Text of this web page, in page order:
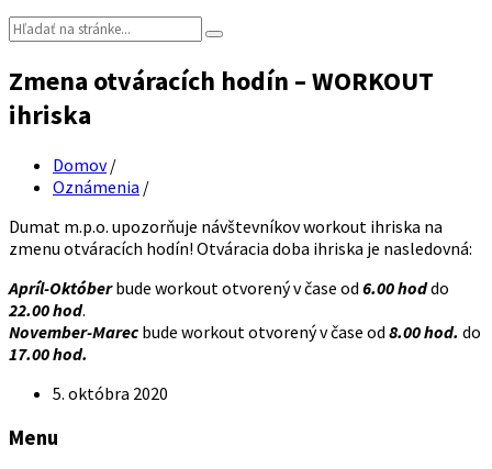
Vyhľadávanie:
Zmena otváracích hodín – WORKOUT
ihriska
Domov /
Oznámenia /
Dumat m.p.o. upozorňuje návštevníkov workout ihriska na
zmenu otváracích hodín! Otváracia doba ihriska je nasledovná:
Apríl-Októberbude workout otvorený v čase od 6.00hoddo
22.00 hod.
November-Marec bude workout otvorený v čase od 8.00 hod. do
17.00 hod.
5. októbra 2020
Menu